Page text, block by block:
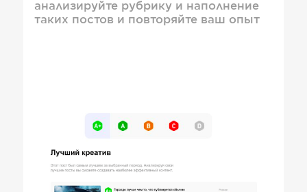
анализируйте рубрику и наполнение
таких постов и повторяйте ваш опыт